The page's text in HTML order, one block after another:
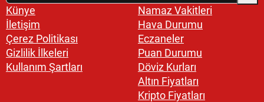
Künye
İletişim
Çerez Politikası
Gizlilik İlkeleri
Kullanım Şartları
Namaz Vakitleri
Hava Durumu
Eczaneler
Puan Durumu
Döviz Kurları
Altın Fiyatları
Kripto Fiyatları